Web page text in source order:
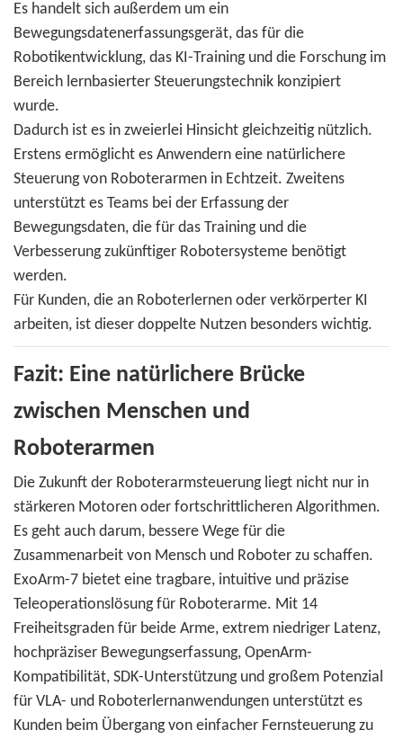
Es handelt sich außerdem um ein
Bewegungsdatenerfassungsgerät, das für die
Robotikentwicklung, das KI-Training und die Forschung im
Bereich lernbasierter Steuerungstechnik konzipiert
wurde.
Dadurch ist es in zweierlei Hinsicht gleichzeitig nützlich.
Erstens ermöglicht es Anwendern eine natürlichere
Steuerung von Roboterarmen in Echtzeit. Zweitens
unterstützt es Teams bei der Erfassung der
Bewegungsdaten, die für das Training und die
Verbesserung zukünftiger Robotersysteme benötigt
werden.
Für Kunden, die an Roboterlernen oder verkörperter KI
arbeiten, ist dieser doppelte Nutzen besonders wichtig.
Fazit: Eine natürlichere Brücke
zwischen Menschen und
Roboterarmen
Die Zukunft der Roboterarmsteuerung liegt nicht nur in
stärkeren Motoren oder fortschrittlicheren Algorithmen.
Es geht auch darum, bessere Wege für die
Zusammenarbeit von Mensch und Roboter zu schaffen.
ExoArm-7 bietet eine tragbare, intuitive und präzise
Teleoperationslösung für Roboterarme. Mit 14
Freiheitsgraden für beide Arme, extrem niedriger Latenz,
hochpräziser Bewegungserfassung, OpenArm-
Kompatibilität, SDK-Unterstützung und großem Potenzial
für VLA- und Roboterlernanwendungen unterstützt es
Kunden beim Übergang von einfacher Fernsteuerung zu